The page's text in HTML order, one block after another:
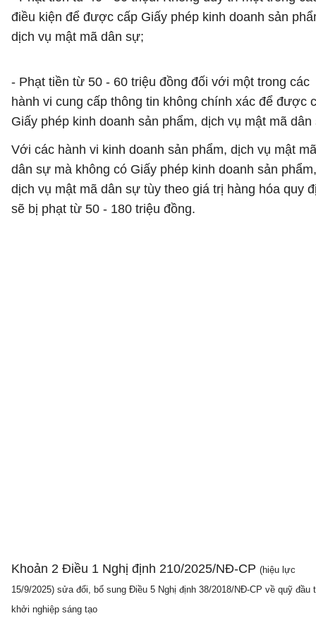
điều kiện để được cấp Giấy phép kinh doanh sản
dịch vụ mật mã dân sự;
- Phạt tiền từ 50 - 60 triệu đồng đối với một trong các
hành vi cung cấp thông tin không chính xác để được
Giấy phép kinh doanh sản phẩm, dịch vụ mật mã dân
Với các hành vi kinh doanh sản phẩm, dịch vụ mật mã
dân sự mà không có Giấy phép kinh doanh sản phẩm,
dịch vụ mật mã dân sự tùy theo giá trị hàng hóa quy
sẽ bị phạt từ 50 - 180 triệu đồng.
Khoản 2 Điều 1 Nghị định 210/2025/NĐ-CP (hiệu lực
15/9/2025) sửa đổi, bổ sung Điều 5 Nghị định 38/2018/NĐ-CP về quỹ đầu
khởi nghiệp sáng tạo